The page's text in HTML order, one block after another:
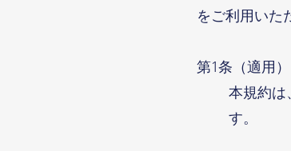
をご利用いた
第1条（適用）
本規約は
す。